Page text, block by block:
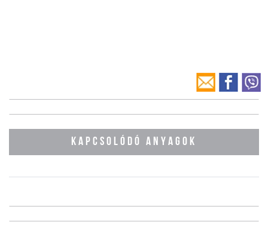
KAPCSOLÓDÓ ANYAGOK